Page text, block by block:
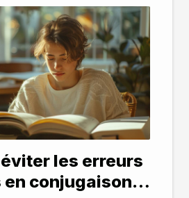
les erreurs
conjugaison